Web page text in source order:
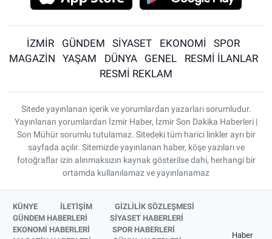
İZMİR GÜNDEM SİYASET EKONOMİ
SPOR
MAGAZİN
YAŞAM DÜNYA GENEL
RESMİ İLANLAR
RESMİ REKLAM
Sitede yayınlanan içerik ve yorumlardan yazarları sorumludur.
Yayınlanan yorumlardan İzmir Haber, İzmir Son Dakika Haberleri |
Son Mühür sorumlu tutulamaz. Sitedeki tüm harici linkler ayrı bir
sayfada açılır. Sitemizde yayınlanan haber, köşe yazıları ve
fotoğraflar izin alınmaksızın kaynak gösterilse dahi, herhangi bir
ortamda kullanılamaz ve yayınlanamaz
KÜNYE İLETİŞİM
GİZLİLİK SÖZLEŞMESİ
GÜNDEM HABERLERİ
SİYASET HABERLERİ
EKONOMİ HABERLERİ
SPOR HABERLERİ
Haber